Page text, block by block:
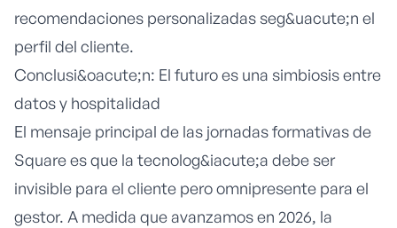
recomendaciones personalizadas seg&uacute;n el
perfil del cliente.
Conclusi&oacute;n: El futuro es una simbiosis entre
datos y hospitalidad
El mensaje principal de las jornadas formativas de
Square es que la tecnolog&iacute;a debe ser
invisible para el cliente pero omnipresente para el
gestor. A medida que avanzamos en 2026, la